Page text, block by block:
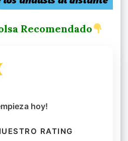
Recomendado
hoy!
RATING